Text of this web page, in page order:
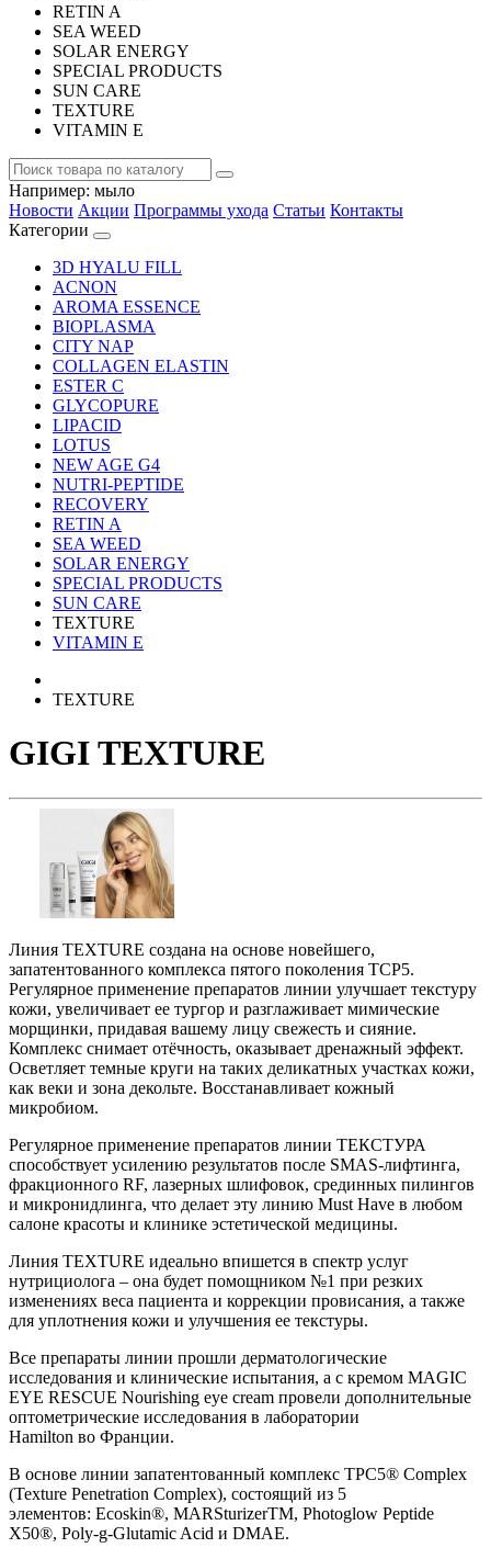
RETIN A
SEA WEED
SOLAR ENERGY
SPECIAL PRODUCTS
SUN CARE
TEXTURE
VITAMIN E
Например: мыло
Новости Акции Программы ухода Статьи Контакты
Категории
3D HYALU FILL
ACNON
AROMA ESSENCE
BIOPLASMA
CITY NAP
COLLAGEN ELASTIN
ESTER C
GLYCOPURE
LIPACID
LOTUS
NEW AGE G4
NUTRI-PEPTIDE
RECOVERY
RETIN A
SEA WEED
SOLAR ENERGY
SPECIAL PRODUCTS
SUN CARE
TEXTURE
VITAMIN E
TEXTURE
GIGI TEXTURE
Линия TEXTURE создана на основе новейшего,
запатентованного комплекса пятого поколения TCP5.
Регулярное применение препаратов линии улучшает текстуру
кожи, увеличивает ее тургор и разглаживает мимические
морщинки, придавая вашему лицу свежесть и сияние.
Комплекс снимает отёчность, оказывает дренажный эффект.
Осветляет темные круги на таких деликатных участках кожи,
как веки и зона декольте. Восстанавливает кожный
микробиом.
Регулярное применение препаратов линии ТЕКСТУРА
способствует усилению результатов после SMAS-лифтинга,
фракционного RF, лазерных шлифовок, срединных пилингов
и микронидлинга, что делает эту линию Must Have в любом
салоне красоты и клинике эстетической медицины.
Линия TEXTURE идеально впишется в спектр услуг
нутрициолога – она будет помощником №1 при резких
изменениях веса пациента и коррекции провисания, а также
для уплотнения кожи и улучшения ее текстуры.
Все препараты линии прошли дерматологические
исследования и клинические испытания, а с кремом MAGIC
EYE RESCUE Nourishing eye cream провели дополнительные
оптометрические исследования в лаборатории
Hamilton во Франции.
В основе линии запатентованный комплекс TPC5® Complex
(Texture Penetration Complex), состоящий из 5
элементов: Ecoskin®, MARSturizerTM, Photoglow Peptide
X50®, Poly-g-Glutamic Acid и DMAE.